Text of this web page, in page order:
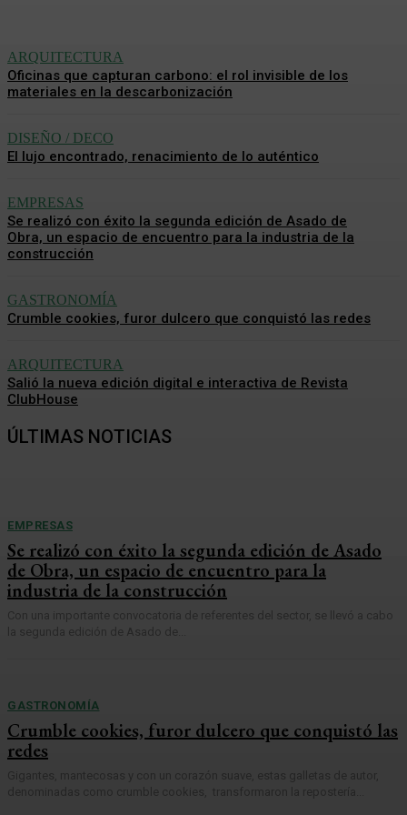
ARQUITECTURA
Oficinas que capturan carbono: el rol invisible de los
materiales en la descarbonización
DISEÑO / DECO
El lujo encontrado, renacimiento de lo auténtico
EMPRESAS
Se realizó con éxito la segunda edición de Asado de
Obra, un espacio de encuentro para la industria de la
construcción
GASTRONOMÍA
Crumble cookies, furor dulcero que conquistó las redes
ARQUITECTURA
Salió la nueva edición digital e interactiva de Revista
ClubHouse
ÚLTIMAS NOTICIAS
EMPRESAS
Se realizó con éxito la segunda edición de Asado
de Obra, un espacio de encuentro para la
industria de la construcción
Con una importante convocatoria de referentes del sector, se llevó a cabo
la segunda edición de Asado de...
GASTRONOMÍA
Crumble cookies, furor dulcero que conquistó las
redes